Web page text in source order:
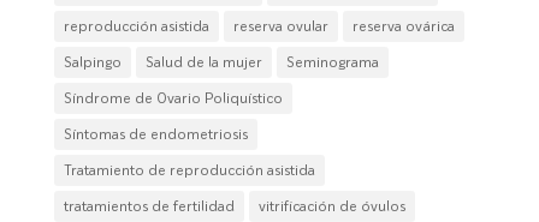
reproducción asistida
reserva ovular
reserva ovárica
Salpingo
Salud de la mujer
Seminograma
Síndrome de Ovario Poliquístico
Síntomas de endometriosis
Tratamiento de reproducción asistida
tratamientos de fertilidad
vitrificación de óvulos